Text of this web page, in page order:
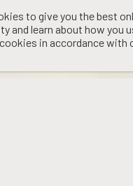
TREE | LIQUOR LICENCE
LTD | NO:67/OFF/15/2023|
to give you the best
and learn about how you
in accordance with